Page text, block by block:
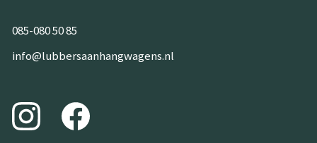
085-080 50 85
info@lubbersaanhangwagens.nl